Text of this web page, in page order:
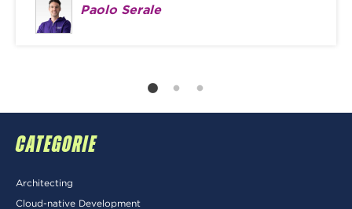
Paolo Serale
CATEGORIE
Architecting
Cloud-native Development